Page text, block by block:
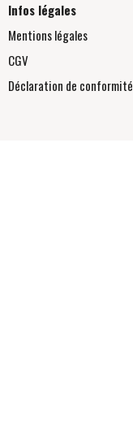
Infos légales
Mentions légales
CGV
Déclaration de conformité